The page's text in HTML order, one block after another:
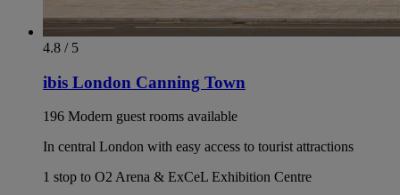
4.8 / 5
ibis London Canning Town
196 Modern guest rooms available
In central London with easy access to tourist attractions
1 stop to O2 Arena & ExCeL Exhibition Centre